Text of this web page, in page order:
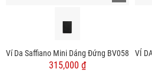
Ví Da Saffiano Mini Dáng Đứng BV058
315,000 ₫